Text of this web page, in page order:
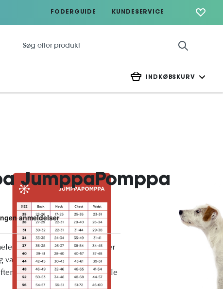
FODERGUIDE KUNDESERVICE
INDKØBSKURV
JumppaPomppa
året rundt JumppaPomppa er
varm fleece, der er lige så
Takket være dens fleksible